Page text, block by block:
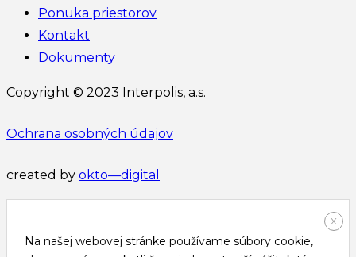
Ponuka priestorov
Kontakt
Dokumenty
Copyright © 2023 Interpolis, a.s.
Ochrana osobných údajov
created by okto—digital
X
Na našej webovej stránke používame súbory cookie,